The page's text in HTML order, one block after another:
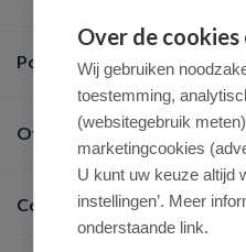
Populaire merken
Over ons
Contact
Over de
Wij gebruiken
toestemming,
(websitegebruik
marketingcookies
U kunt uw keuze altijd
instellingen’. Meer
onderstaande link.